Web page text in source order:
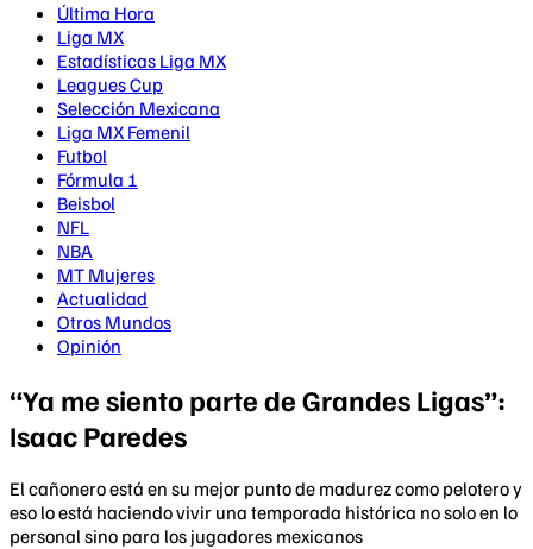
Última Hora
Liga MX
Estadísticas Liga MX
Leagues Cup
Selección Mexicana
Liga MX Femenil
Futbol
Fórmula 1
Beisbol
NFL
NBA
MT Mujeres
Actualidad
Otros Mundos
Opinión
“Ya me siento parte de Grandes Ligas”:
Isaac Paredes
El cañonero está en su mejor punto de madurez como pelotero y
eso lo está haciendo vivir una temporada histórica no solo en lo
personal sino para los jugadores mexicanos